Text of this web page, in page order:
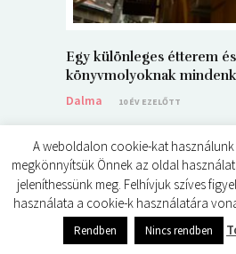
Egy különleges étterem
könyvmolyoknak
Dalma
10 ÉV EZELŐTT
© ÉDES KIS
A weboldalon cookie-kat
megkönnyítsük Önnek az oldal
jeleníthessünk meg. Felhívjuk szíves
használata a cookie-k használatára
Rendben Nincs rendben